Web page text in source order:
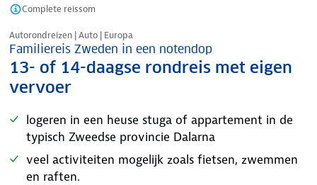
Complete reissom
Nazomer korting
Autorondreizen | Auto | Europa
Familiereis Zweden in een notendop
13- of 14-daagse rondreis met eigen
vervoer
logeren in een heuse stuga of appartement in de
typisch Zweedse provincie Dalarna
veel activiteiten mogelijk zoals fietsen, zwemmen
en raften.